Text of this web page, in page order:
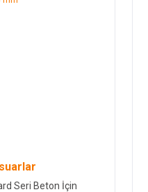
Seri Beton İçin